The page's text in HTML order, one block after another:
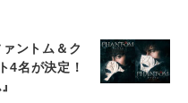
ントム＆ク
4名が決定！